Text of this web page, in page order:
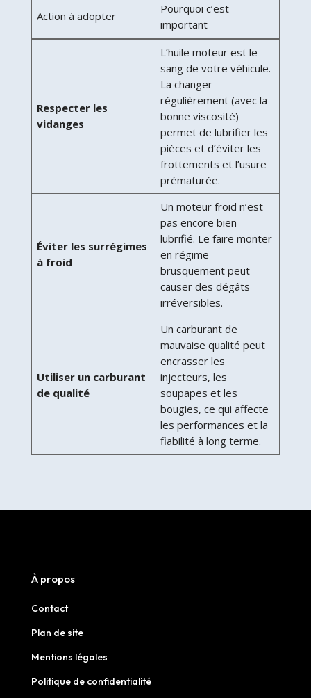
Action à adopter
Pourquoi c’est
important
Respecter les
vidanges
L’huile moteur est le
sang de votre véhicule.
La changer
régulièrement (avec la
bonne viscosité)
permet de lubrifier les
pièces et d’éviter les
frottements et l’usure
prématurée.
Éviter les surrégimes
à froid
Un moteur froid n’est
pas encore bien
lubrifié. Le faire monter
en régime
brusquement peut
causer des dégâts
irréversibles.
Utiliser un carburant
de qualité
Un carburant de
mauvaise qualité peut
encrasser les
injecteurs, les
soupapes et les
bougies, ce qui affecte
les performances et la
fiabilité à long terme.
À propos
Contact
Plan de site
Mentions légales
Politique de confidentialité